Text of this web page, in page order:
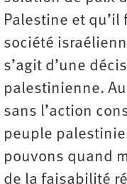
Palestine et qu’il
société
s’agit d’une
palestinienne.
sans l’action
peuple
pouvons quand
de la faisabilité